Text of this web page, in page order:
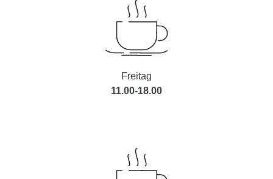
Freitag
11.00-18.00